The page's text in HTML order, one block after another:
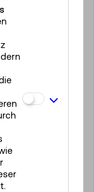
Wien
Mediathek
212
98-0